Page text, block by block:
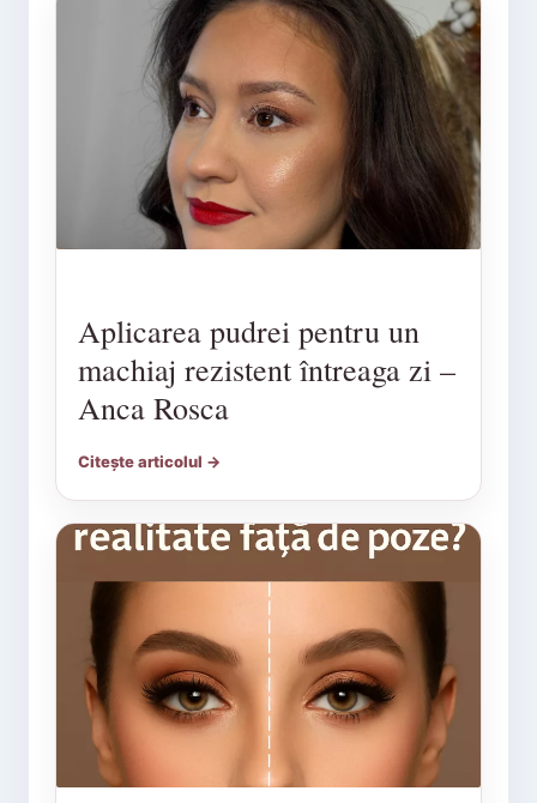
Aplicarea pudrei pentru un
machiaj rezistent întreaga zi –
Anca Rosca
Citește articolul →